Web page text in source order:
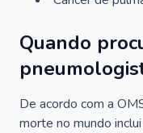
Quando
De acordo com a
morte no mundo